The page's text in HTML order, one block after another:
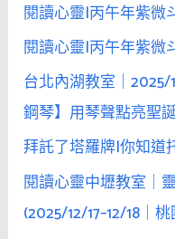
次」，
她
的
反
應
才
是
關
鍵
閱讀心靈|丙午年紫微
閱讀心靈|丙午年紫微
台北內湖教室｜
鋼琴】用琴聲點亮聖
拜託了塔羅牌|你知道
閱讀心靈中壢教室｜
(2025/12/17–12/18｜